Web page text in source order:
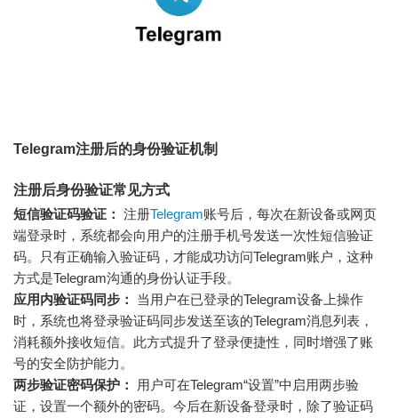
Telegram注册后的身份验证机制
注册后身份验证常见方式
短信验证码验证： 注册Telegram账号后，每次在新设备或网页
端登录时，系统都会向用户的注册手机号发送一次性短信验证
码。只有正确输入验证码，才能成功访问Telegram账户，这种
方式是Telegram沟通的身份认证手段。
应用内验证码同步：
当用户在已登录的Telegram设备上操作
时，系统也将登录验证码同步发送至该的Telegram消息列表，
消耗额外接收短信。此方式提升了登录便捷性，同时增强了账
号的安全防护能力。
两步验证密码保护：
用户可在Telegram“设置”中启用两步验
证，设置一个额外的密码。今后在新设备登录时，除了验证码